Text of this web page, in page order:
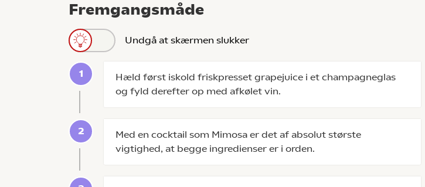
Fremgangsmåde
Undgå at skærmen slukker
Hæld først iskold friskpresset grapejuice i et champagneglas
og fyld derefter op med afkølet vin.
Med en cocktail som Mimosa er det af absolut største
vigtighed, at begge ingredienser er i orden.